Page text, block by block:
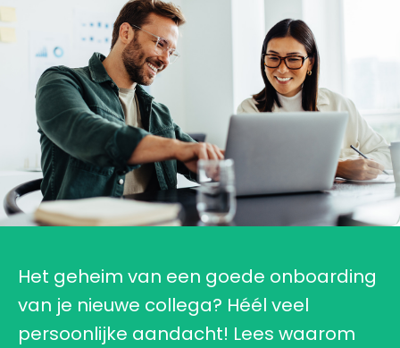
Het geheim van een goede onboarding
van je nieuwe collega? Héél veel
persoonlijke aandacht! Lees waarom